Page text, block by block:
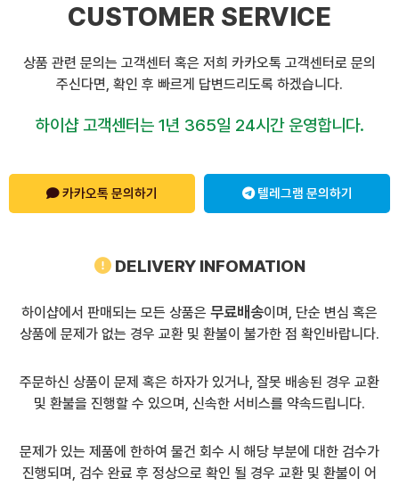
CUSTOMER SERVICE
상품 관련 문의는 고객센터 혹은 저희 카카오톡 고객센터로 문의
주신다면, 확인 후 빠르게 답변드리도록 하겠습니다.
하이샵 고객센터는 1년 365일 24시간 운영합니다.
카카오톡 문의하기 텔레그램 문의하기
DELIVERY INFOMATION
하이샵에서 판매되는 모든 상품은 무료배송이며, 단순 변심 혹은
상품에 문제가 없는 경우 교환 및 환불이 불가한 점 확인바랍니다.
주문하신 상품이 문제 혹은 하자가 있거나, 잘못 배송된 경우 교환
및 환불을 진행할 수 있으며, 신속한 서비스를 약속드립니다.
문제가 있는 제품에 한하여 물건 회수 시 해당 부분에 대한 검수가
진행되며, 검수 완료 후 정상으로 확인 될 경우 교환 및 환불이 어